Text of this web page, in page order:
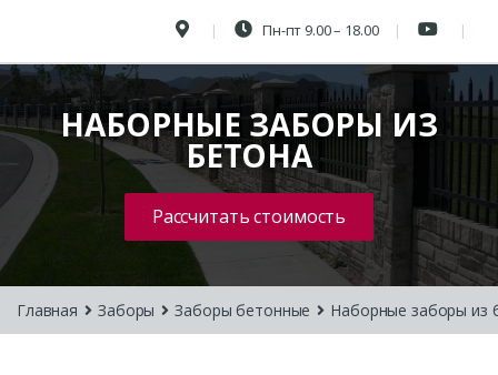
Пн-пт 9.00 – 18.00
НАБОРНЫЕ ЗАБОРЫ ИЗ
БЕТОНА
Рассчитать стоимость
Главная Заборы Заборы бетонные Наборные заборы из